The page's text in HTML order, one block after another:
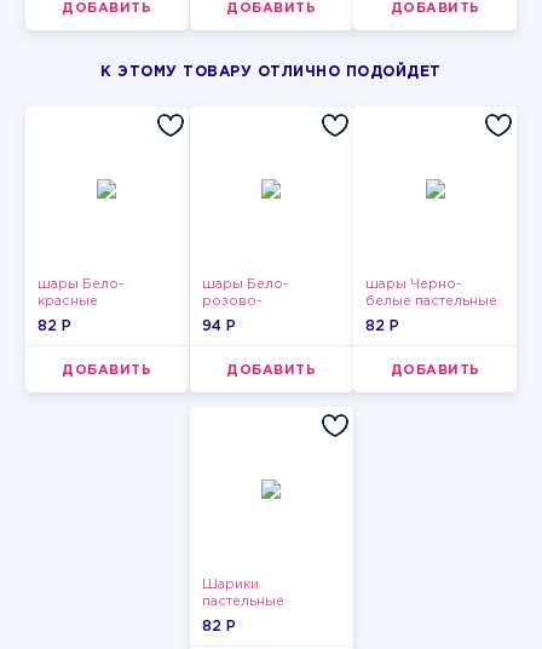
ДОБАВИТЬ ДОБАВИТЬ ДОБАВИТЬ
К ЭТОМУ ТОВАРУ ОТЛИЧНО ПОДОЙДЕТ
шары Бело-
красные
пастельные
82 P
ДОБАВИТЬ
шары Бело-
розово-
фиолетово-
94 P
ДОБАВИТЬ
шары Черно-
белые пастельные
82 P
ДОБАВИТЬ
Шарики
пастельные
82 P